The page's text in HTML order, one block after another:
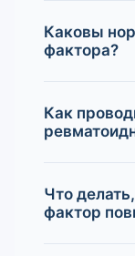
Каковы
фактора?
Как
Что
фактор